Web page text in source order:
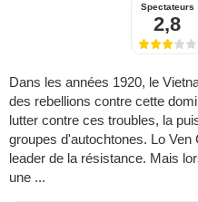
Spectateurs
2,8
Dans les années 1920, le
des rebellions contre cette
lutter contre ces troubles, la
groupes d'autochtones. Lo
leader de la résistance. Mais
une ...